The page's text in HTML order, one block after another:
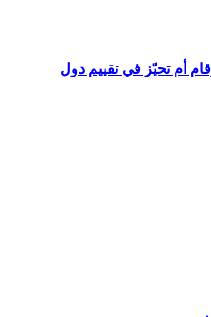
أم تحيّز في تقييم دول